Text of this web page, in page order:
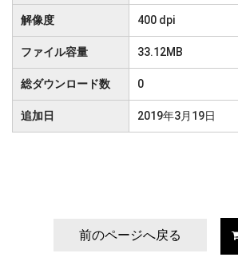
解像度 400 dpi
ファイル容量 33.12MB
総ダウンロード数 0
追加日 2019年3月19日
前のページへ戻る